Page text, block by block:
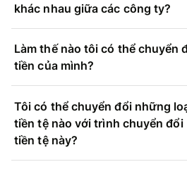
khác nhau giữa các công ty?
Làm thế nào tôi có thể chuyển
tiền của mình?
Tôi có thể chuyển đổi những
tiền tệ nào với trình chuyển đổi
tiền tệ này?